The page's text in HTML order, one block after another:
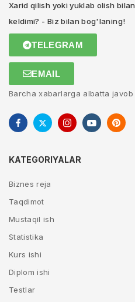
Xarid qilish yoki yuklab olish
keldimi? - Biz bilan bog'laning!
TELEGRAM
EMAIL
Barcha xabarlarga albatta javob
KATEGORIYALAR
Biznes reja
Taqdimot
Mustaqil ish
Statistika
Kurs ishi
Diplom ishi
Testlar